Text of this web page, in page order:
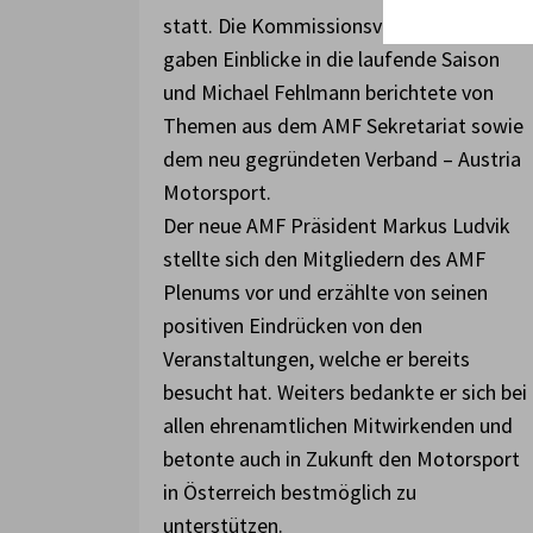
statt. Die Kommissionsvorsitzenden
gaben Einblicke in die laufende Saison
und Michael Fehlmann berichtete von
Themen aus dem AMF Sekretariat sowie
dem neu gegründeten Verband – Austria
Motorsport.
Der neue AMF Präsident Markus Ludvik
stellte sich den Mitgliedern des AMF
Plenums vor und erzählte von seinen
positiven Eindrücken von den
Veranstaltungen, welche er bereits
besucht hat. Weiters bedankte er sich bei
allen ehrenamtlichen Mitwirkenden und
betonte auch in Zukunft den Motorsport
in Österreich bestmöglich zu
unterstützen.